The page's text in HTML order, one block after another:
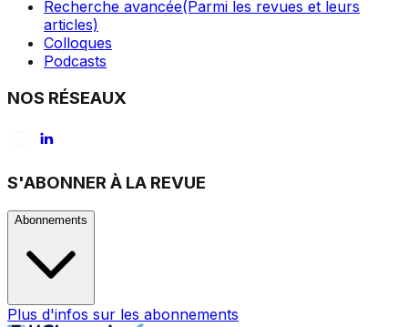
Recherche avancée(Parmi les revues et leurs
articles)
Colloques
Podcasts
NOS RÉSEAUX
S'ABONNER À LA REVUE
Abonnements
Plus d'infos sur les abonnements